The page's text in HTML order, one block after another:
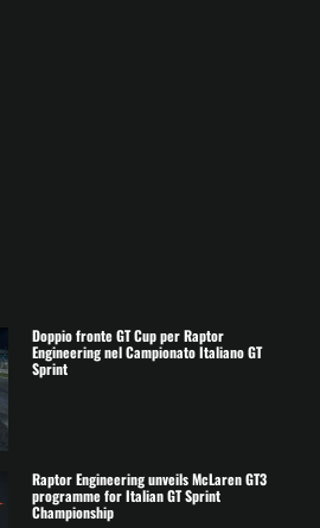
Doppio fronte GT Cup per Raptor
Engineering nel Campionato Italiano GT
Sprint
Raptor Engineering unveils McLaren GT3
programme for Italian GT Sprint
Championship